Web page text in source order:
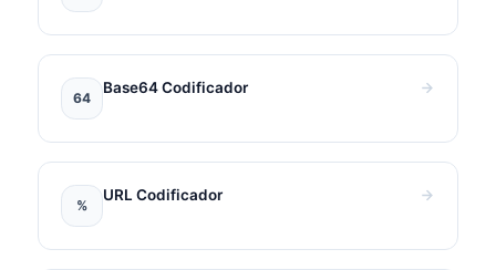
64
Base64 Codificador
%
URL Codificador